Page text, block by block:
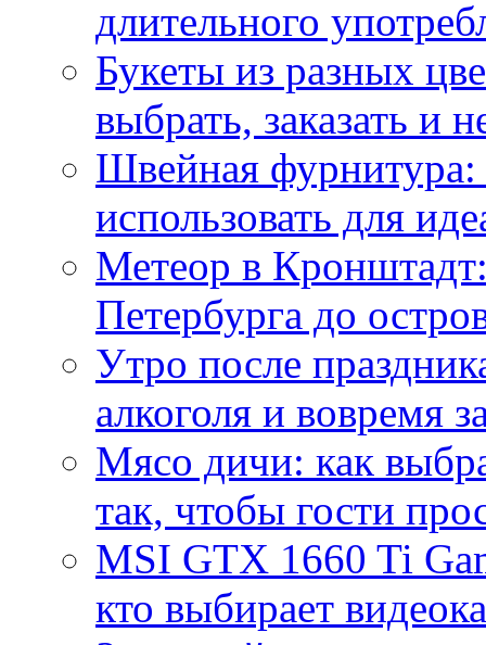
длительного
Букеты из разных
выбрать, заказать и
Швейная фурнитура:
использовать для
Метеор в
Петербурга до
Утро после
алкоголя и вовремя
Мясо дичи: как
так, чтобы гости
MSI GTX 1660 Ti
кто выбирает